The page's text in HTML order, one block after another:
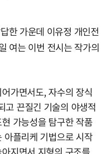
한 가운데 이유정 개인전
여는 이번 전시는 작가의
가면서도, 자수의 장식
고 끈질긴 기술의 야생적
가능성을 탐구한 작품
아플리케 기법으로 시작